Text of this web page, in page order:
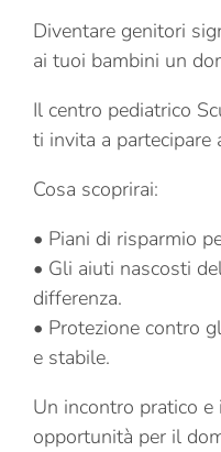
Diventare genitori
ai tuoi bambini un
Il centro pediatrico
ti invita a partecipare
Cosa scoprirai:
• Piani di risparmio
• Gli aiuti nascosti
differenza.
• Protezione contro
e stabile.
Un incontro pratico
opportunità per il